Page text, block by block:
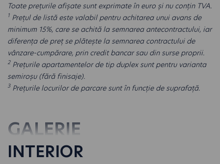
Toate prețurile afișate sunt exprimate în euro și nu conțin TVA.
1 Prețul de listă este valabil pentru achitarea unui avans de
minimum 15%, care se achită la semnarea antecontractului, iar
diferența de preț se plătește la semnarea contractului de
vânzare-cumpărare, prin credit bancar sau din surse proprii.
2Prețurile apartamentelor de tip duplex sunt pentru varianta
semiroșu (fără finisaje).
3Prețurile locurilor de parcare sunt în funcție de suprafață.
GALERIE
INTERIOR